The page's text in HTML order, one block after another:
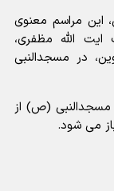
این مراسم معنوی
ایت الله مظفری،
در مسجدالنبی
مسجدالنبی (ص) از